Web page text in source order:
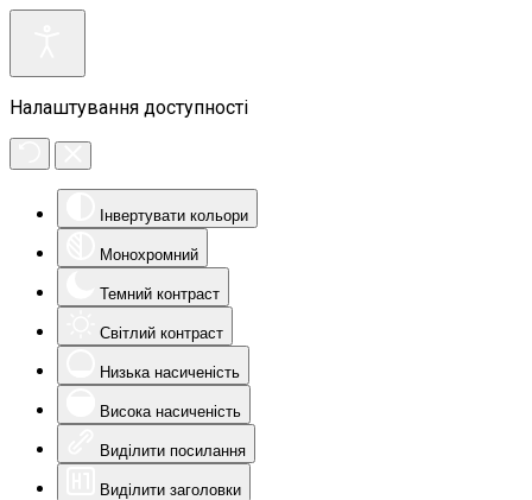
Налаштування доступності
Інвертувати кольори
Монохромний
Темний контраст
Світлий контраст
Низька насиченість
Висока насиченість
Виділити посилання
Виділити заголовки